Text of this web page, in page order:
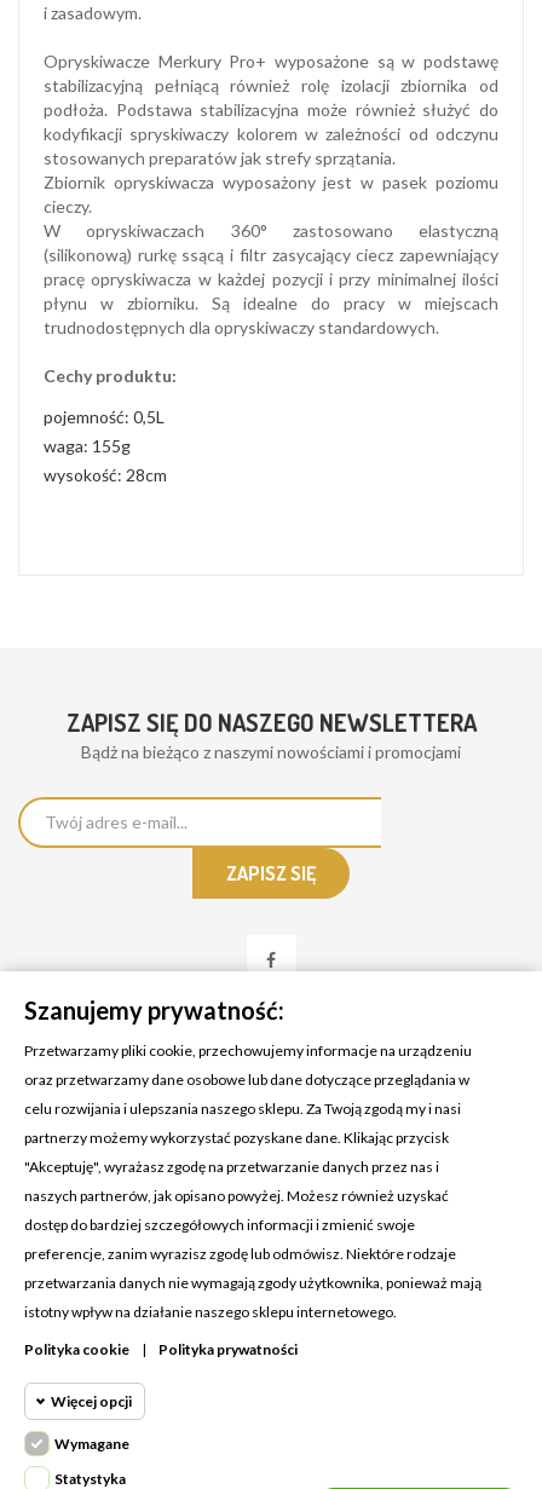
i zasadowym.
Opryskiwacze Merkury Pro+ wyposażone są w podstawę
stabilizacyjną pełniącą również rolę izolacji zbiornika od
podłoża. Podstawa stabilizacyjna może również służyć do
kodyfikacji spryskiwaczy kolorem w zależności od odczynu
stosowanych preparatów jak strefy sprzątania.
Zbiornik opryskiwacza wyposażony jest w pasek poziomu
cieczy.
W opryskiwaczach 360° zastosowano elastyczną
(silikonową) rurkę ssącą i filtr zasycający ciecz zapewniający
pracę opryskiwacza w każdej pozycji i przy minimalnej ilości
płynu w zbiorniku. Są idealne do pracy w miejscach
trudnodostępnych dla opryskiwaczy standardowych.
Cechy produktu:
pojemność: 0,5L
waga: 155g
wysokość: 28cm
ZAPISZ SIĘ DO NASZEGO NEWSLETTERA
Bądż na bieżąco z naszymi nowościami i promocjami
KONTAKT Z NAMI
Adres:
Cosmetic4car
Budzisz 73A
39-200 Dębica
Dominik:
Klaudia: +48 730634730
MOJE KONTO
PRODUKTY
Szanujemy prywatność:
Przetwarzamy pliki cookie, przechowujemy informacje na urządzeniu
oraz przetwarzamy dane osobowe lub dane dotyczące przeglądania w
celu rozwijania i ulepszania naszego sklepu. Za Twoją zgodą my i nasi
partnerzy możemy wykorzystać pozyskane dane. Klikając przycisk
"Akceptuję", wyrażasz zgodę na przetwarzanie danych przez nas i
naszych partnerów, jak opisano powyżej. Możesz również uzyskać
dostęp do bardziej szczegółowych informacji i zmienić swoje
preferencje, zanim wyrazisz zgodę lub odmówisz. Niektóre rodzaje
przetwarzania danych nie wymagają zgody użytkownika, ponieważ mają
istotny wpływ na działanie naszego sklepu internetowego.
Polityka cookie | Polityka prywatności
Więcej opcji
Wymagane
Wymagane
Statystyka